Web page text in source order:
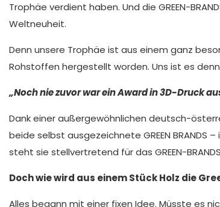
Trophäe verdient haben. Und die GREEN-
Weltneuheit.
Denn unsere Trophäe ist aus einem ganz
Rohstoffen hergestellt worden. Uns ist es
„Noch nie zuvor war ein Award in 3D-Druck
Dank einer außergewöhnlichen deutsch-
beide selbst ausgezeichnete GREEN
steht sie stellvertretend für das GREEN-
Doch wie wird aus einem Stück Holz die
Alles begann mit einer fixen Idee. Müsste es